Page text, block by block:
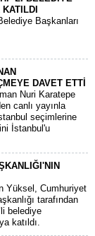
Başkanları
DAVET ETTİ
Nuri Karatepe
canlı yayınla
seçimlerine
İstanbul'u
Yüksel, Cumhuriyet
tarafından
belediye
katıldı.